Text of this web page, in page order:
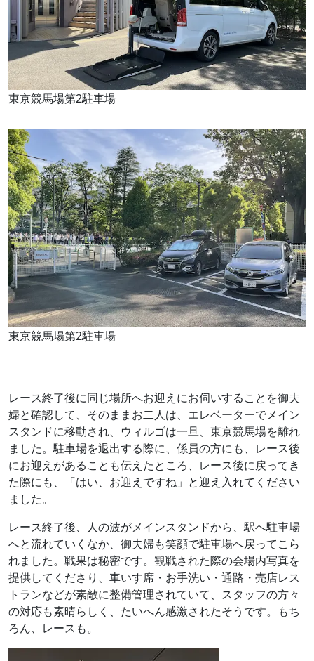
東京競馬場第2駐車場
東京競馬場第2駐車場
レース終了後に同じ場所へお迎えにお伺いすることを御夫
婦と確認して、そのままお二人は、エレベーターでメイン
スタンドに移動され、ウィルゴは一旦、東京競馬場を離れ
ました。駐車場を退出する際に、係員の方にも、レース後
にお迎えがあることも伝えたところ、レース後に戻ってき
た際にも、「はい、お迎えですね」と迎え入れてください
ました。
レース終了後、人の波がメインスタンドから、駅へ駐車場
へと流れていくなか、御夫婦も笑顔で駐車場へ戻ってこら
れました。戦果は秘密です。観戦された際の会場内写真を
提供してくださり、車いす席・お手洗い・通路・売店レス
トランなどが素敵に整備管理されていて、スタッフの方々
の対応も素晴らしく、たいへん感激されたそうです。もち
ろん、レースも。